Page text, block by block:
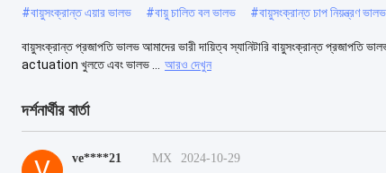
#বায়ুসংক্রান্ত এয়ার ভালভ #বায়ু চালিত বল ভালভ #বায়ুসংক্রান্ত চাপ নিয়ন্ত্রণ ভালভ
বায়ুসংক্রান্ত প্রজাপতি ভালভ আমাদের ভারী দায়িত্ব স্যানিটারি বায়ুসংক্রান্ত প্রজাপতি
actuation খুলতে এবং ভালভ ...
আরও দেখুন
দর্শনার্থীর বার্তা
ve****21 MX
2024-10-29